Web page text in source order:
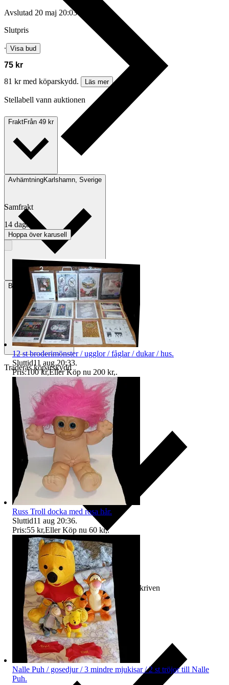
Avslutad 20 maj 20:03
Slutpris
∙ Visa bud
75 kr
81 kr med köparskydd.
Läs mer
Stellabell vann auktionen
FraktFrån 49 kr
AvhämtningKarlshamn, Sverige
Betalning Via Tradera
Traderas köparskydd
Ersättning om varan inte är som beskriven
Samfrakt
14 dagar
Hoppa över karusell
12 st broderimönster / ugglor / fåglar / dukar / hus.
Sluttid11 aug 20:33.
Pris:100 kr,Eller Köp nu 200 kr,.
Russ Troll docka med rosa hår.
Sluttid11 aug 20:36.
Pris:55 kr,Eller Köp nu 60 kr,.
Nalle Puh / gosedjur / 3 mindre mjukisar / 2 st tröjor till Nalle
Puh.